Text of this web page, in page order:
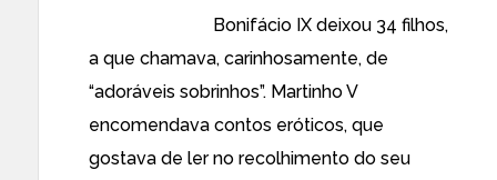
Bonifácio IX deixou 34 filhos,
a que chamava, carinhosamente, de
“adoráveis sobrinhos”. Martinho V
encomendava contos eróticos, que
gostava de ler no recolhimento do seu